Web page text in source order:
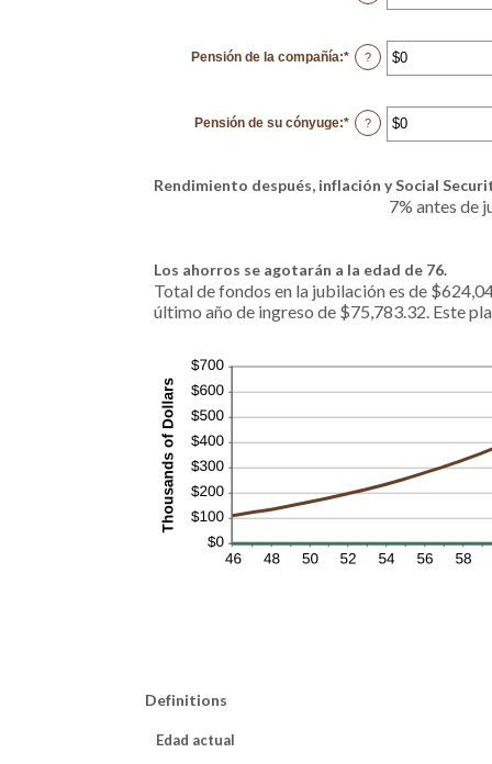
an
and
100
Pensión de la compañía:* Enter
an
$0
and
$20,000
?
Pensión de su cónyuge:* Enter
an
and
$20,000
?
Rendimiento después, inflación y Social
7% antes de
Los ahorros se agotarán a la edad de 76.
Total de fondos en la jubilación es de
último año de ingreso de $75,783.32. Este
Definitions
Edad actual